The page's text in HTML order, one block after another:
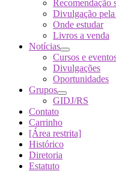
Recomendação
Divulgação
Onde estudar
Livros a venda
Notícias
Cursos e
Divulgações
Oportunidades
Grupos
GIDJ/RS
Contato
Carrinho
[Área restrita]
Histórico
Diretoria
Estatuto